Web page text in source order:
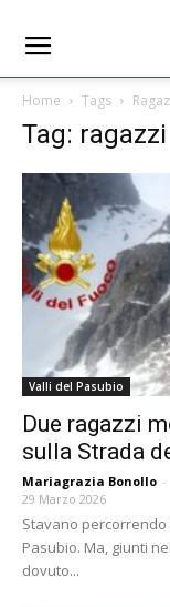
Home Tags
Tag: ragazzi
Valli del Pasubio
Due ragazzi
sulla Strada
Mariagrazia Bonollo -
29 Marzo 2026
Stavano
Pasubio. Ma, giunti
dovuto...